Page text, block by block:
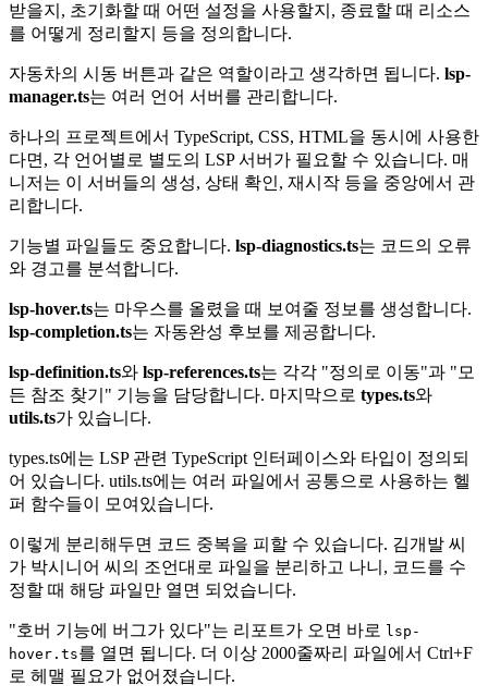
받을지, 초기화할 때 어떤 설정을 사용할지, 종료할 때 리소스
를 어떻게 정리할지 등을 정의합니다.
자동차의 시동 버튼과 같은 역할이라고 생각하면 됩니다. lsp-
manager.ts는 여러 언어 서버를 관리합니다.
하나의 프로젝트에서 TypeScript, CSS, HTML을 동시에 사용한
다면, 각 언어별로 별도의 LSP 서버가 필요할 수 있습니다. 매
니저는 이 서버들의 생성, 상태 확인, 재시작 등을 중앙에서 관
리합니다.
기능별 파일들도 중요합니다. lsp-diagnostics.ts는 코드의 오류
와 경고를 분석합니다.
lsp-hover.ts는 마우스를 올렸을 때 보여줄 정보를 생성합니다.
lsp-completion.ts는 자동완성 후보를 제공합니다.
lsp-definition.ts와 lsp-references.ts는 각각 "정의로 이동"과 "모
든 참조 찾기" 기능을 담당합니다. 마지막으로 types.ts와
utils.ts가 있습니다.
types.ts에는 LSP 관련 TypeScript 인터페이스와 타입이 정의되
어 있습니다. utils.ts에는 여러 파일에서 공통으로 사용하는 헬
퍼 함수들이 모여있습니다.
이렇게 분리해두면 코드 중복을 피할 수 있습니다. 김개발 씨
가 박시니어 씨의 조언대로 파일을 분리하고 나니, 코드를 수
정할 때 해당 파일만 열면 되었습니다.
"호버 기능에 버그가 있다"는 리포트가 오면 바로 lsp-
hover.ts를 열면 됩니다. 더 이상 2000줄짜리 파일에서 Ctrl+F
로 헤맬 필요가 없어졌습니다.